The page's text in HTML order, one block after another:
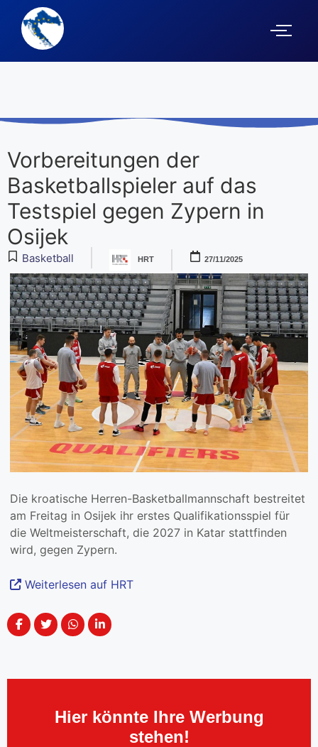
Vorbereitungen der
Basketballspieler auf das
Testspiel gegen Zypern in
Osijek
Basketball HRT 27/11/2025
Die kroatische Herren-Basketballmannschaft bestreitet
am Freitag in Osijek ihr erstes Qualifikationsspiel für
die Weltmeisterschaft, die 2027 in Katar stattfinden
wird, gegen Zypern.
Weiterlesen auf HRT
Hier könnte Ihre Werbung
stehen!